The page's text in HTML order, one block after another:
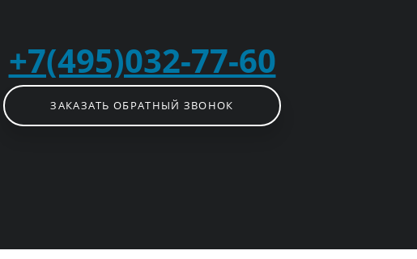
+7(495)032-77-60
ЗАКАЗАТЬ ОБРАТНЫЙ ЗВОНОК